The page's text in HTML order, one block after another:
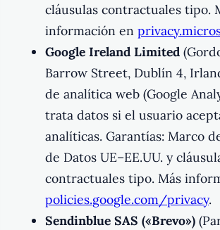
cláusulas contractuales tipo.
información en
Google Ireland Limited
Barrow Street, Dublín 4,
de analítica web (Google
trata datos si el usuario
analíticas. Garantías: Marco
de Datos UE–EE.UU. y
contractuales tipo. Más
policies.google.com/privacy.
Sendinblue SAS («Brevo»)